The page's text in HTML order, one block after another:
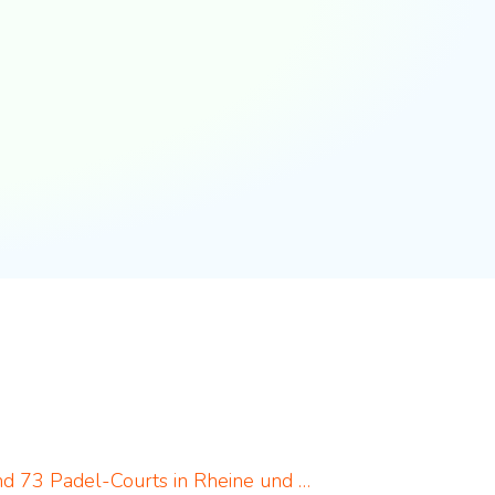
Padel in Rheine: neues Padelportal listet 17 Standorte und 73 Padel-Courts in Rheine und Umgebung